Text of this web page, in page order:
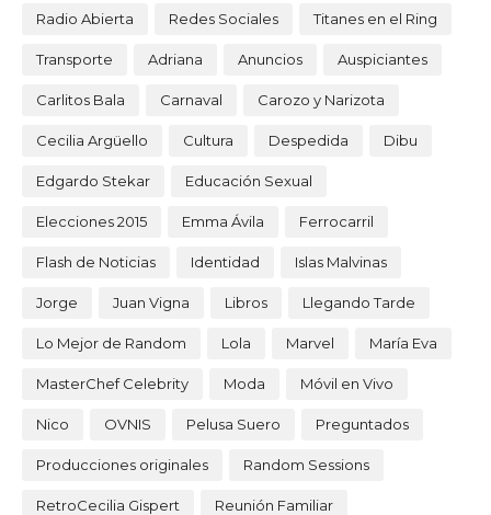
Radio Abierta Redes Sociales Titanes en el Ring
Transporte Adriana Anuncios Auspiciantes
Carlitos Bala Carnaval Carozo y Narizota
Cecilia Argüello Cultura Despedida Dibu
Edgardo Stekar Educación Sexual
Elecciones 2015 Emma Ávila Ferrocarril
Flash de Noticias Identidad Islas Malvinas
Jorge Juan Vigna Libros Llegando Tarde
Lo Mejor de Random Lola Marvel María Eva
MasterChef Celebrity Moda Móvil en Vivo
Nico OVNIS Pelusa Suero Preguntados
Producciones originales Random Sessions
RetroCecilia Gispert Reunión Familiar